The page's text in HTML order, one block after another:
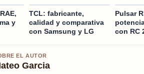
y
TCL: fabricante,
calidad y comparativa
con Samsung y LG
Pulsar
con RC
EL AUTOR
Garcia